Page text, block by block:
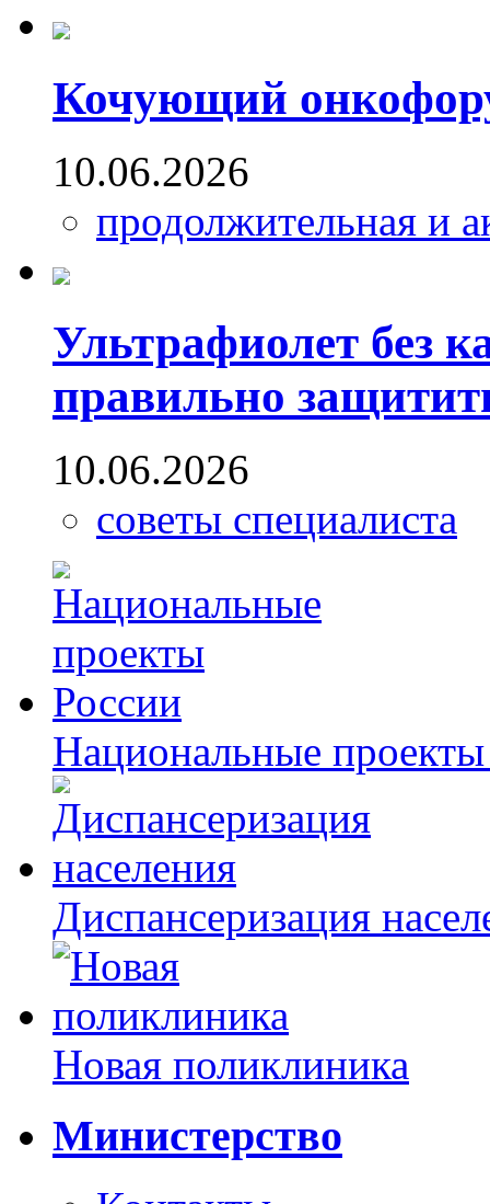
Кочующий
10.06.2026
продолжительная и
Ультрафиолет без
правильно
10.06.2026
советы специалиста
Национальные
Диспансеризация
Новая поликлиника
Министерство